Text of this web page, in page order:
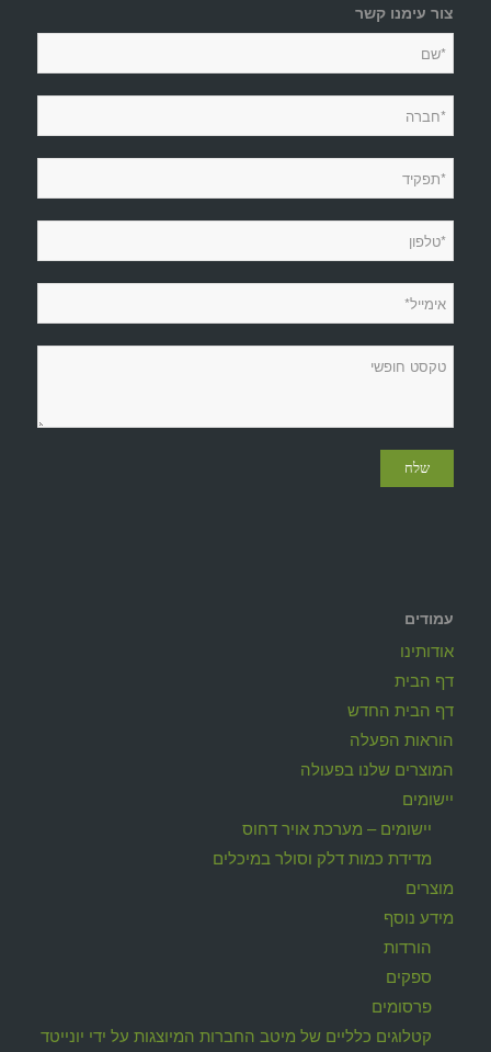
צור עימנו קשר
עמודים
אודותינו
דף הבית
דף הבית החדש
הוראות הפעלה
המוצרים שלנו בפעולה
יישומים
יישומים – מערכת אויר דחוס
מדידת כמות דלק וסולר במיכלים
מוצרים
מידע נוסף
הורדות
ספקים
פרסומים
קטלוגים כלליים של מיטב החברות המיוצגות על ידי יונייטד